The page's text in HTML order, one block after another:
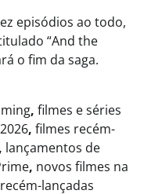
episódios ao todo,
“And the
o fim da saga.
, filmes e séries
, filmes recém-
, lançamentos de
, novos filmes na
lançadas